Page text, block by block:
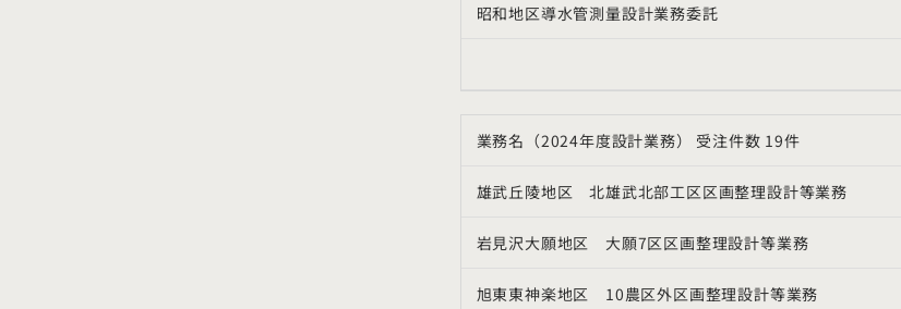
昭和地区導水管測量設計業務委託
業務名（2024年度設計業務） 受注件数 19件
雄武丘陵地区 北雄武北部工区区画整理設計等業務
岩見沢大願地区 大願7区区画整理設計等業務
旭東東神楽地区 10農区外区画整理設計等業務